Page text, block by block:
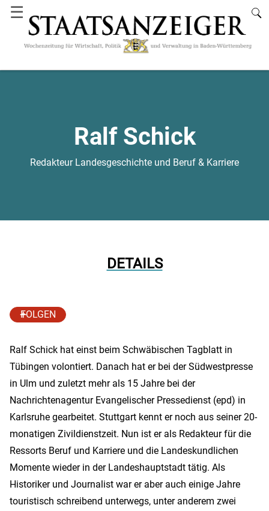
☰
Ralf Schick
Redakteur Landesgeschichte und Beruf & Karriere
DETAILS
FOLGEN
Ralf Schick hat einst beim Schwäbischen Tagblatt in
Tübingen volontiert. Danach hat er bei der Südwestpresse
in Ulm und zuletzt mehr als 15 Jahre bei der
Nachrichtenagentur Evangelischer Pressedienst (epd) in
Karlsruhe gearbeitet. Stuttgart kennt er noch aus seiner 20-
monatigen Zivildienstzeit. Nun ist er als Redakteur für die
Ressorts Beruf und Karriere und die Landeskundlichen
Momente wieder in der Landeshauptstadt tätig. Als
Historiker und Journalist war er aber auch einige Jahre
touristisch schreibend unterwegs, unter anderem zwei